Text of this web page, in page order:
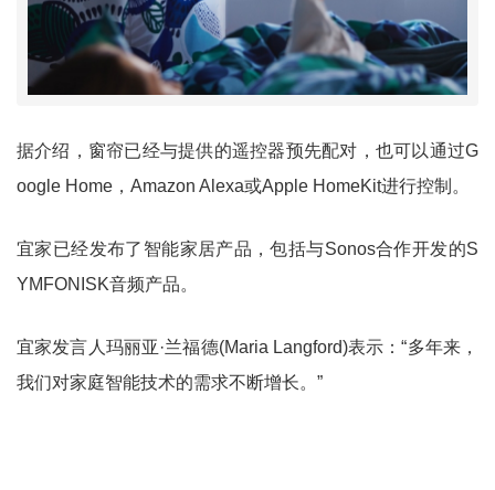
据介绍，窗帘已经与提供的遥控器预先配对，也可以通过G
oogle Home，Amazon Alexa或Apple HomeKit进行控制。
宜家已经发布了智能家居产品，包括与Sonos合作开发的S
YMFONISK音频产品。
宜家发言人玛丽亚·兰福德(Maria Langford)表示：“多年来，
我们对家庭智能技术的需求不断增长。”